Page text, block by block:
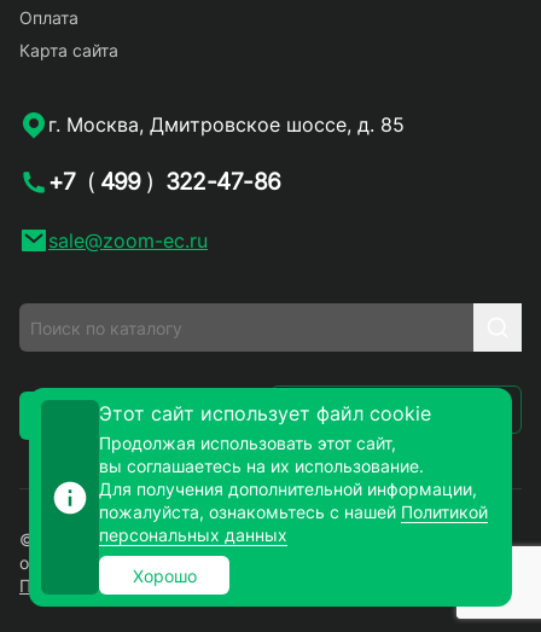
Оплата
Карта сайта
г. Москва, Дмитровское шоссе, д. 85
+7 ( 499 ) 322-47-86
sale@zoom-ec.ru
Заказать звонок Написать письмо
© 2026. ЗУМ-СМД – продажа электронных компонентов
оптом и в розницу. Все права защищены.
Политика конфиденциальности
Этот сайт использует файл cookie
Продолжая использовать этот сайт,
вы соглашаетесь на их использование.
Для получения дополнительной информации,
пожалуйста, ознакомьтесь с нашей Политикой
персональных данных
Хорошо